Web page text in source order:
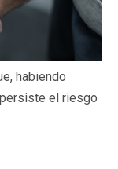
habiendo
el riesgo